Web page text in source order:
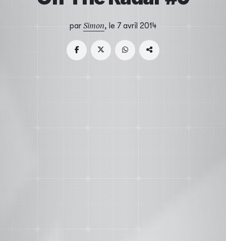
par Simon, le 7 avril 2014